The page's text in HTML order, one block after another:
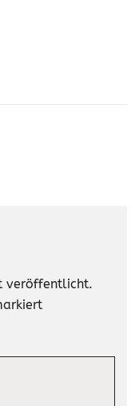
veröffentlicht.